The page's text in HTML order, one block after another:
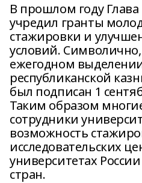
В прошлом году
учредил гранты
стажировки и
условий. Символично,
ежегодном
республиканской
был подписан 1
Таким образом
сотрудники
возможность
исследовательских
университетах
стран.